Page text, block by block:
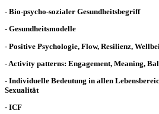
- Bio-psycho-sozialer Gesundheitsbegriff
- Gesundheitsmodelle
- Positive Psychologie, Flow, Resilienz,
- Activity patterns: Engagement, Meaning,
- Individuelle Bedeutung in allen
Sexualität
- ICF